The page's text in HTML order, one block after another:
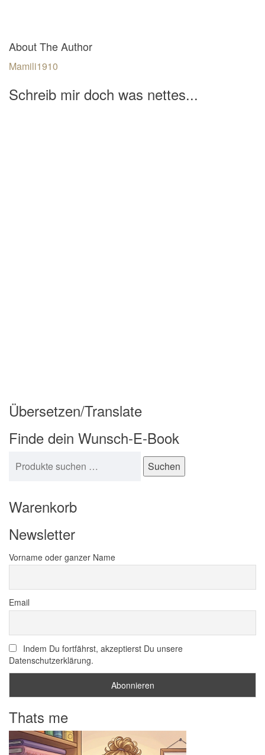
About The Author
Mamili1910
Schreib mir doch was nettes...
Übersetzen/Translate
Finde dein Wunsch-E-Book
Suchen
Warenkorb
Newsletter
Vorname oder ganzer Name
Email
Indem Du fortfährst, akzeptierst Du unsere
Datenschutzerklärung.
Thats me